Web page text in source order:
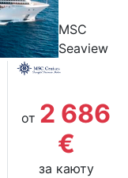
MSC
Seaview
от 2 686
€
за каюту